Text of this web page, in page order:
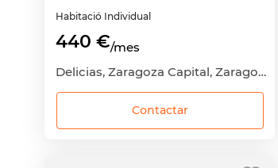
Habitació Individual
440 €/mes
Delicias, Zaragoza Capital, Zaragoza
Contactar